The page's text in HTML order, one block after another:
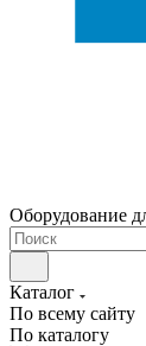
Оборудование
Каталог
По всему сайту
По каталогу